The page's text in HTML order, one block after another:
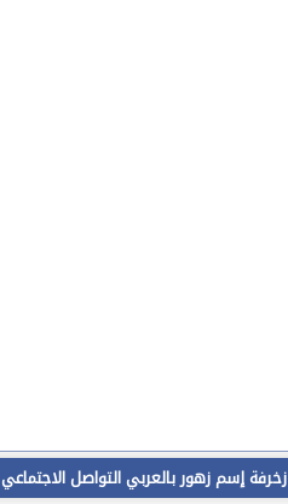
زخرفة إسم زهور بالعربي التواصل الاجتماعي